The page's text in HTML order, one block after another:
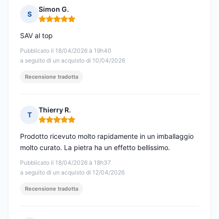
S
Simon G.
Nota: 5 su 5
Pubblicato il 18/04/2026 à 19h40
a seguito di un acquisto di 10/04/2026
SAV al top
Recensione tradotta
T
Thierry R.
Nota: 5 su 5
Pubblicato il 18/04/2026 à 18h37
a seguito di un acquisto di 12/04/2026
Prodotto ricevuto molto rapidamente in un imballaggio
molto curato. La pietra ha un effetto bellissimo.
Recensione tradotta